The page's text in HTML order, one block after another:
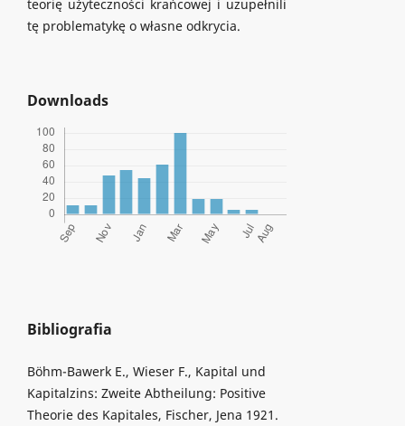
teorię użyteczności krańcowej i uzupełnili
tę problematykę o własne odkrycia.
Downloads
Bibliografia
Böhm-Bawerk E., Wieser F., Kapital und
Kapitalzins: Zweite Abtheilung: Positive
Theorie des Kapitales, Fischer, Jena 1921.